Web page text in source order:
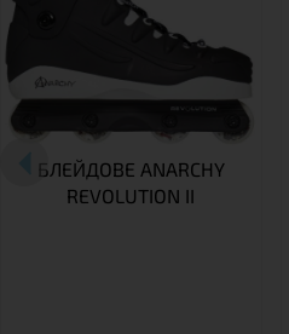
БЛЕЙДОВЕ ANARCHY
REVOLUTION II